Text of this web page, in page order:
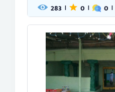
283 | 0 | 0 |